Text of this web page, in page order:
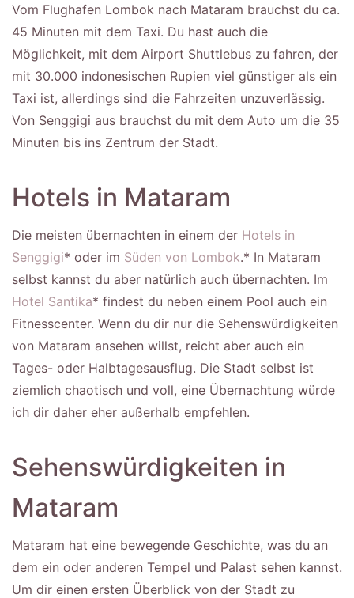
Vom Flughafen Lombok nach Mataram brauchst du ca.
45 Minuten mit dem Taxi. Du hast auch die
Möglichkeit, mit dem Airport Shuttlebus zu fahren, der
mit 30.000 indonesischen Rupien viel günstiger als ein
Taxi ist, allerdings sind die Fahrzeiten unzuverlässig.
Von Senggigi aus brauchst du mit dem Auto um die 35
Minuten bis ins Zentrum der Stadt.
Hotels in Mataram
Die meisten übernachten in einem der Hotels in
Senggigi* oder im Süden von Lombok.* In Mataram
selbst kannst du aber natürlich auch übernachten. Im
Hotel Santika* findest du neben einem Pool auch ein
Fitnesscenter. Wenn du dir nur die Sehenswürdigkeiten
von Mataram ansehen willst, reicht aber auch ein
Tages- oder Halbtagesausflug. Die Stadt selbst ist
ziemlich chaotisch und voll, eine Übernachtung würde
ich dir daher eher außerhalb empfehlen.
Sehenswürdigkeiten in
Mataram
Mataram hat eine bewegende Geschichte, was du an
dem ein oder anderen Tempel und Palast sehen kannst.
Um dir einen ersten Überblick von der Stadt zu